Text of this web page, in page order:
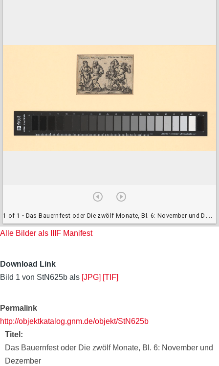
o
e
1 of 1 • Das Bauernfest oder Die zwölf Monate, Bl. 6: November und Dezember (StN625b)
Alle Bilder als IIIF Manifest
Download Link
Bild 1 von StN625b als [JPG] [TIF]
Permalink
http://objektkatalog.gnm.de/objekt/StN625b
Titel
Das Bauernfest oder Die zwölf Monate, Bl. 6: November und
Dezember